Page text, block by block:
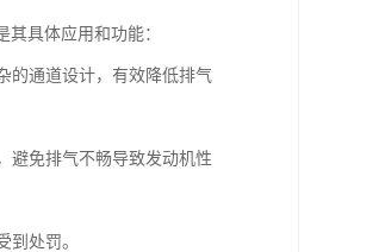
具体应用和功能：
的通道设计，有效降低排气
避免排气不畅导致发动机性
处罚。